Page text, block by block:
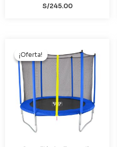
S/245.00
¡Oferta!
¡Oferta!
precio
original
S/599.00.
actual
es:
S/480.00.